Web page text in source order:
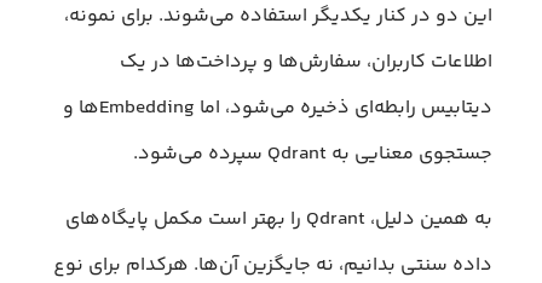
این دو در کنار یکدیگر استفاده می‌شوند. برای نمونه،
اطلاعات کاربران، سفارش‌ها و پرداخت‌ها در یک
دیتابیس رابطه‌ای ذخیره می‌شود، اما Embeddingها و
جستجوی معنایی به Qdrant سپرده می‌شود.
به همین دلیل، Qdrant را بهتر است مکمل پایگاه‌های
داده سنتی بدانیم، نه جایگزین آن‌ها. هرکدام برای نوع